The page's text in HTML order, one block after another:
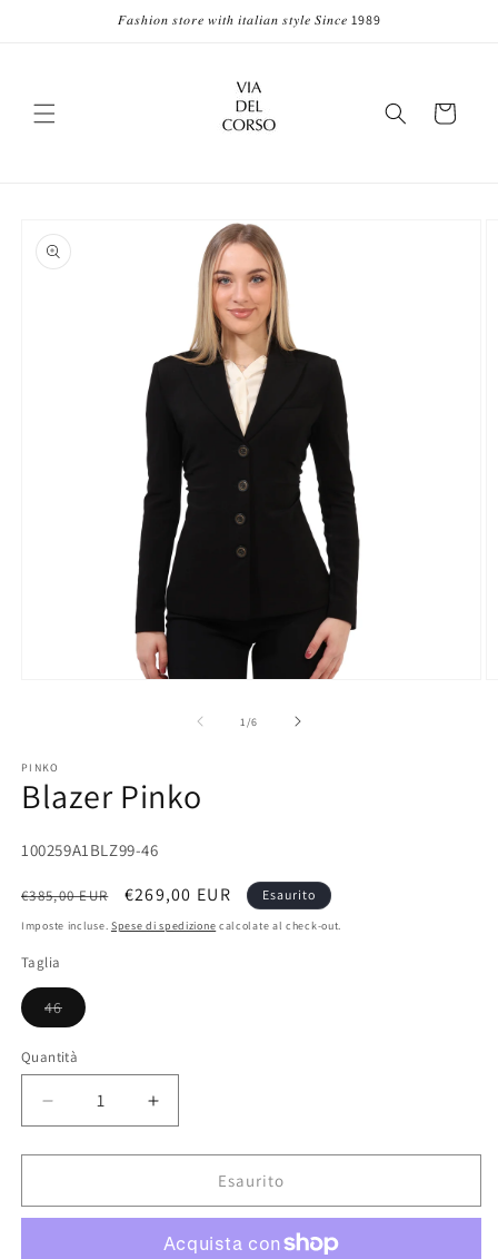
direttamente𝐹𝑎𝑠ℎ𝑖𝑜𝑛 𝑠𝑡𝑜𝑟𝑒 𝑤𝑖𝑡ℎ 𝑖𝑡𝑎𝑙𝑖𝑎𝑛 𝑠𝑡𝑦𝑙𝑒 𝑆𝑖𝑛𝑐𝑒 1989
Carrello
informazioni
sul prodotto
finestra
modale
1 /su
6
PINKO
Blazer Pinko
SKU:
100259A1BLZ99-46
Prezzo
di
€385,00 EUR
Prezzo
scontato
€269,00 EUR Esaurito
Imposte incluse. Spese di spedizione calcolate al check-out.
Taglia
46
Variante
o
non
Quantità
Diminuisci
quantità
per
Pinko
Aumenta
quantità
per
Pinko
Esaurito